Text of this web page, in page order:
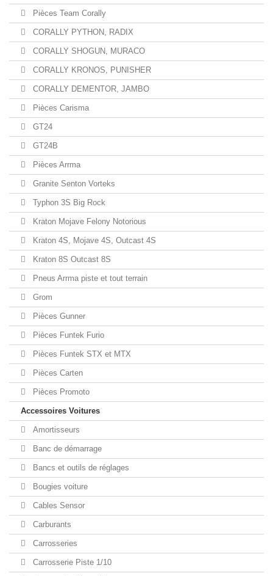
Pièces Team Corally
CORALLY PYTHON, RADIX
CORALLY SHOGUN, MURACO
CORALLY KRONOS, PUNISHER
CORALLY DEMENTOR, JAMBO
Pièces Carisma
GT24
GT24B
Pièces Arrma
Granite Senton Vorteks
Typhon 3S Big Rock
Kraton Mojave Felony Notorious
Kraton 4S, Mojave 4S, Outcast 4S
Kraton 8S Outcast 8S
Pneus Arrma piste et tout terrain
Grom
Pièces Gunner
Pièces Funtek Furio
Pièces Funtek STX et MTX
Pièces Carten
Pièces Promoto
Accessoires Voitures
Amortisseurs
Banc de démarrage
Bancs et outils de réglages
Bougies voiture
Cables Sensor
Carburants
Carrosseries
Carrosserie Piste 1/10